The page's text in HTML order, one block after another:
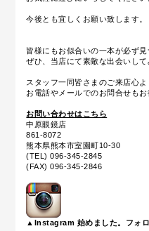
今後とも宜しくお願い致します。
皆様にもお似合いの一本が必ず見
ぜひ、当店にて素敵な出会いして
スタッフ一同皆さまのご来店心よ
お電話やメールでのお問合せもお
お問い合わせはこちら
中原眼鏡店
861-8072
熊本県熊本市室園町10-30
(TEL) 096-345-2845
(FAX) 096-345-2846
▲Instagram 始めました。フォロ